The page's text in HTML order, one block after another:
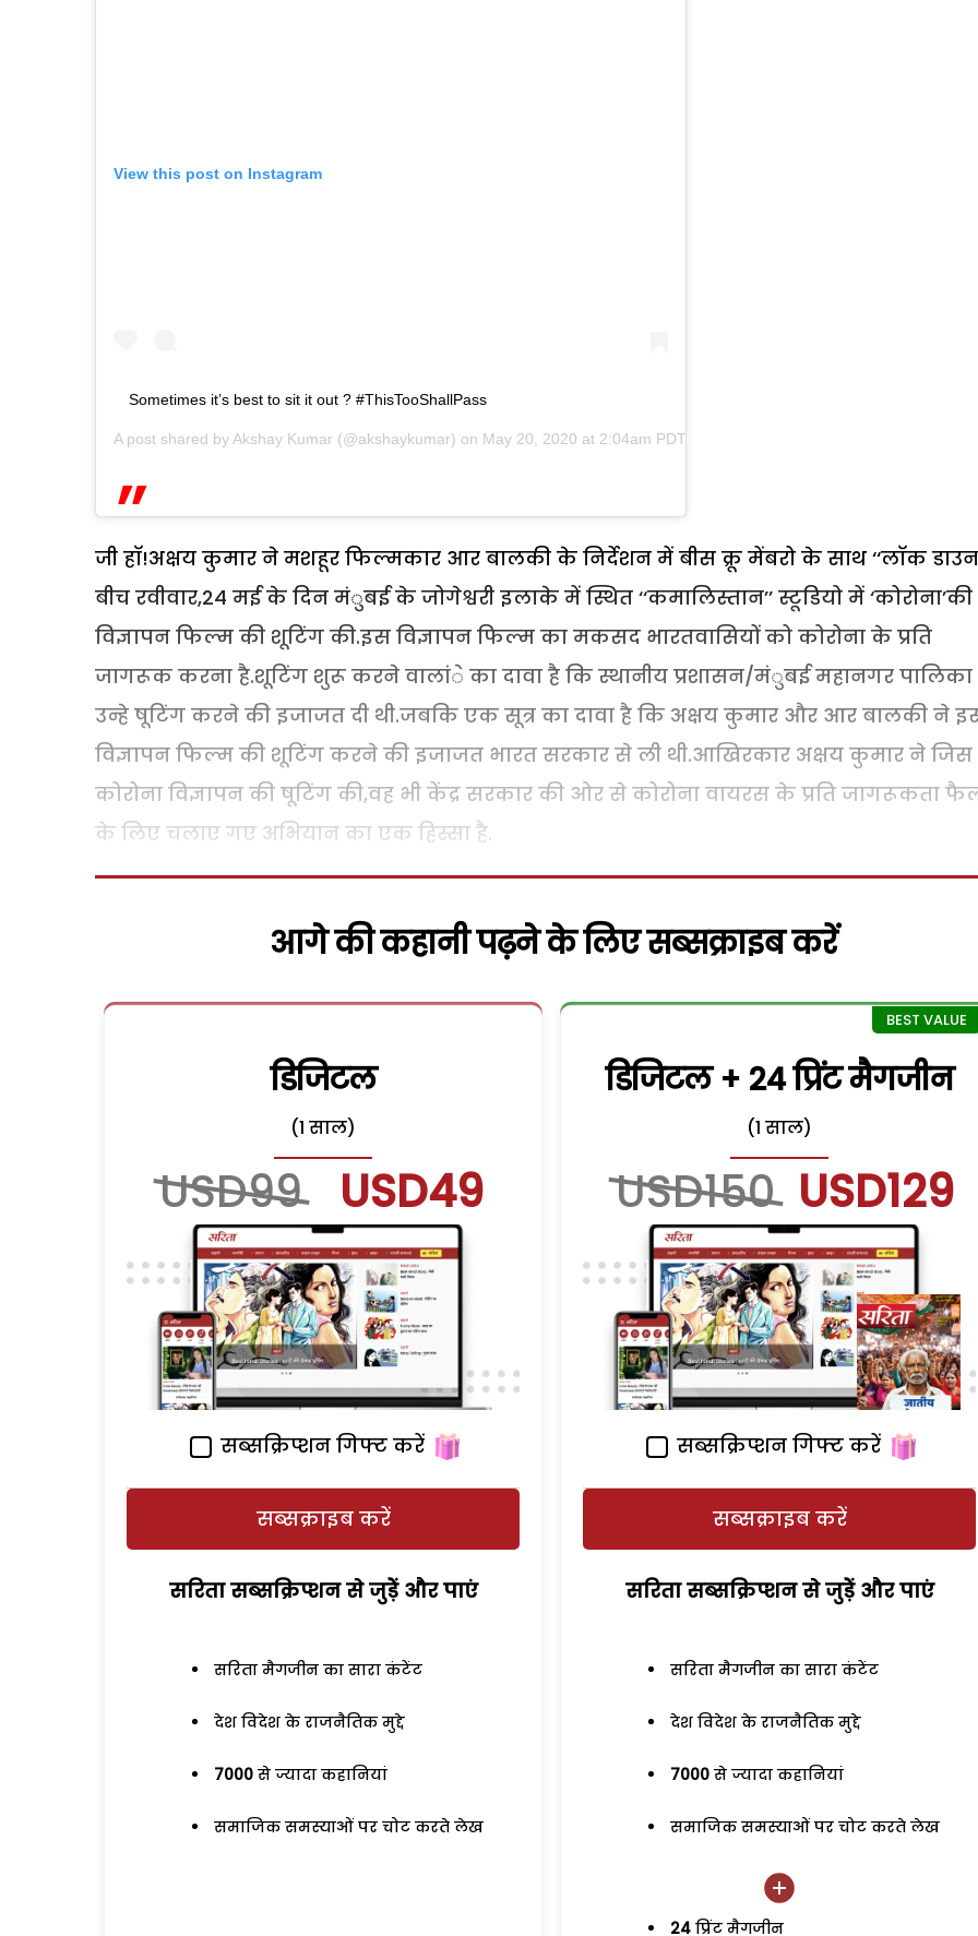
View this post on Instagram
Sometimes it’s best to sit it out ? #ThisTooShallPass
A post shared by Akshay Kumar (@akshaykumar) on May 20, 2020 at 2:04am PDT
जी हाॅ!अक्षय कुमार ने मशहूर फिल्मकार आर बालकी के निर्देशन में बीस क्रू मेंबरो के साथ ‘‘लाॅक
बीच रवीवार,24 मई के दिन मंुबई के जोगेश्वरी इलाके में स्थित ‘‘कमालिस्तान’’ स्टूडियो में ‘कोरोना’की
विज्ञापन फिल्म की शूटिंग की.इस विज्ञापन फिल्म का मकसद भारतवासियों को कोरोना के प्रति
जागरूक करना है.शूटिंग शुरू करने वालांे का दावा है कि स्थानीय प्रशासन/मंुबई महानगर
उन्हे षूटिंग करने की इजाजत दी थी.जबकि एक सूत्र का दावा है कि अक्षय कुमार और आर बालकी ने
विज्ञापन फिल्म की शूटिंग करने की इजाजत भारत सरकार से ली थी.आखिरकार अक्षय कुमार ने जिस
कोरोना विज्ञापन की षूटिंग की,वह भी केंद्र सरकार की ओर से कोरोना वायरस के प्रति जागरूकता
के लिए चलाए गए अभियान का एक हिस्सा है.
आगे की कहानी पढ़ने के लिए सब्सक्राइब करें
डिजिटल
(1 साल)
USD99 USD49
सब्सक्रिप्शन गिफ्ट करें
सब्सक्राइब करें
सरिता सब्सक्रिप्शन से जुड़ेें और पाएं
सरिता मैगजीन का सारा कंटेंट
देश विदेश के राजनैतिक मुद्दे
7000 से ज्यादा कहानियां
समाजिक समस्याओं पर चोट करते लेख
डिजिटल + 24 प्रिंट मैगजीन
(1 साल)
USD150 USD129
सब्सक्रिप्शन गिफ्ट करें
सब्सक्राइब करें
सरिता सब्सक्रिप्शन से जुड़ेें और पाएं
सरिता मैगजीन का सारा कंटेंट
देश विदेश के राजनैतिक मुद्दे
7000 से ज्यादा कहानियां
समाजिक समस्याओं पर चोट करते लेख
24 प्रिंट मैगजीन